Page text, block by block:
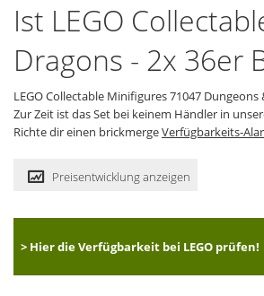
Ist LEGO
Dragons - 2x 36er
LEGO Collectable Minifigures 71047
Zur Zeit ist das Set bei keinem Händler in
Richte dir einen brickmergeVerfügbarkeits-
Preisentwicklung anzeigen
> Hier die Verfügbarkeit bei LEGO prüfen!